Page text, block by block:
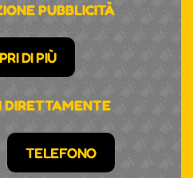
PUBBLICITÀ
DI PIÙ
DIRETTAMENTE
TELEFONO